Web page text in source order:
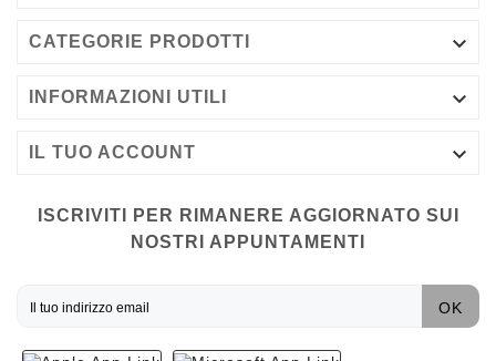
CATEGORIE PRODOTTI 
INFORMAZIONI UTILI 
IL TUO ACCOUNT 
ISCRIVITI PER RIMANERE AGGIORNATO SUI
NOSTRI APPUNTAMENTI
OK